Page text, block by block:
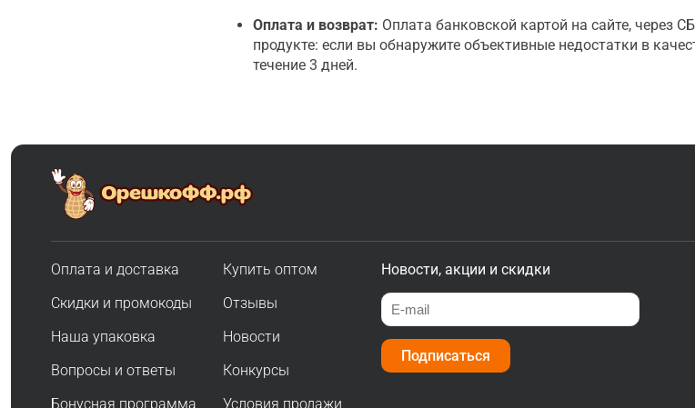
Оплата и возврат: Оплата банковской картой на сайте, через
продукте: если вы обнаружите объективные недостатки в
течение 3 дней.
Оплата и доставка
Скидки и промокоды
Наша упаковка
Вопросы и ответы
Бонусная программа
Купить оптом
Отзывы
Новости
Конкурсы
Условия продажи
Новости, акции и скидки
Подписаться